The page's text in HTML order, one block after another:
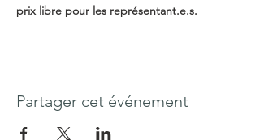
prix libre pour les représentant.e.s.
Partager cet événement